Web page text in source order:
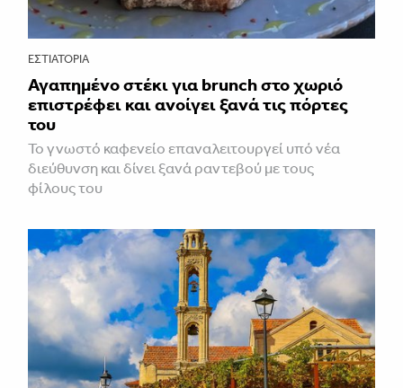
ΕΣΤΙΑΤΌΡΙΑ
Αγαπημένο στέκι για brunch στο χωριό
επιστρέφει και ανοίγει ξανά τις πόρτες
του
Το γνωστό καφενείο επαναλειτουργεί υπό νέα
διεύθυνση και δίνει ξανά ραντεβού με τους
φίλους του